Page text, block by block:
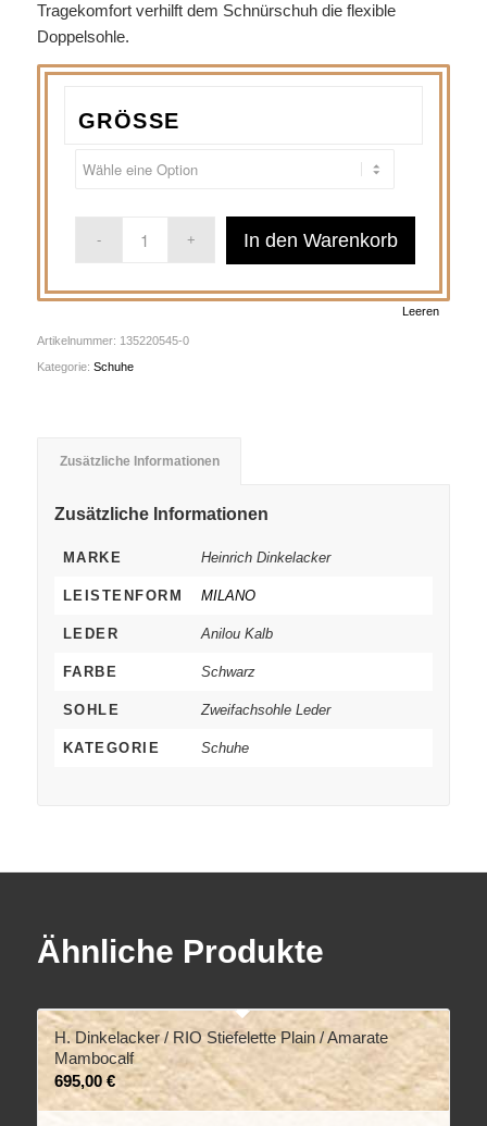
Tragekomfort verhilft dem Schnürschuh die flexible
Doppelsohle.
GRÖSSE
Leeren
In den Warenkorb
Artikelnummer: 135220545-0
Kategorie: Schuhe
Zusätzliche Informationen
Zusätzliche Informationen
MARKE Heinrich Dinkelacker
LEISTENFORM MILANO
LEDER Anilou Kalb
FARBE Schwarz
SOHLE Zweifachsohle Leder
KATEGORIE Schuhe
Ähnliche Produkte
H. Dinkelacker / RIO Stiefelette Plain / Amarate
Mambocalf
695,00 €